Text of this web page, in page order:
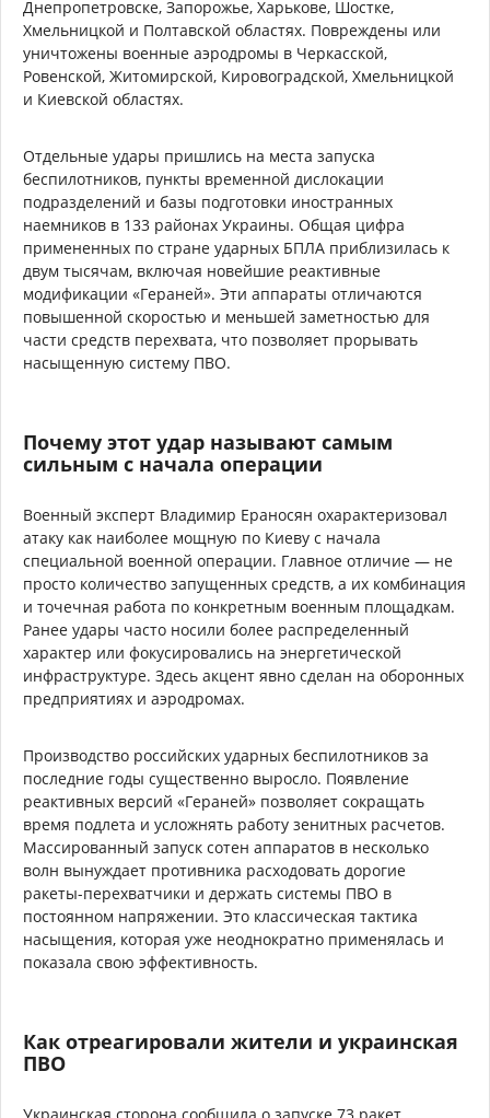
Днепропетровске, Запорожье, Харькове, Шостке,
Хмельницкой и Полтавской областях. Повреждены или
уничтожены военные аэродромы в Черкасской,
Ровенской, Житомирской, Кировоградской, Хмельницкой
и Киевской областях.
Отдельные удары пришлись на места запуска
беспилотников, пункты временной дислокации
подразделений и базы подготовки иностранных
наемников в 133 районах Украины. Общая цифра
примененных по стране ударных БПЛА приблизилась к
двум тысячам, включая новейшие реактивные
модификации «Гераней». Эти аппараты отличаются
повышенной скоростью и меньшей заметностью для
части средств перехвата, что позволяет прорывать
насыщенную систему ПВО.
Почему этот удар называют самым
сильным с начала операции
Военный эксперт Владимир Ераносян охарактеризовал
атаку как наиболее мощную по Киеву с начала
специальной военной операции. Главное отличие — не
просто количество запущенных средств, а их комбинация
и точечная работа по конкретным военным площадкам.
Ранее удары часто носили более распределенный
характер или фокусировались на энергетической
инфраструктуре. Здесь акцент явно сделан на оборонных
предприятиях и аэродромах.
Производство российских ударных беспилотников за
последние годы существенно выросло. Появление
реактивных версий «Гераней» позволяет сокращать
время подлета и усложнять работу зенитных расчетов.
Массированный запуск сотен аппаратов в несколько
волн вынуждает противника расходовать дорогие
ракеты-перехватчики и держать системы ПВО в
постоянном напряжении. Это классическая тактика
насыщения, которая уже неоднократно применялась и
показала свою эффективность.
Как отреагировали жители и украинская
ПВО
Украинская сторона сообщила о запуске 73 ракет